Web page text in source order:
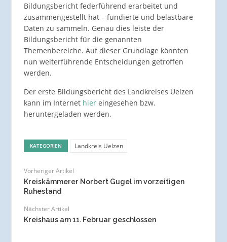
Bildungsbericht federführend erarbeitet und
zusammengestellt hat – fundierte und belastbare
Daten zu sammeln. Genau dies leiste der
Bildungsbericht für die genannten
Themenbereiche. Auf dieser Grundlage könnten
nun weiterführende Entscheidungen getroffen
werden.
Der erste Bildungsbericht des Landkreises Uelzen
kann im Internet hiereingesehen bzw.
heruntergeladen werden.
KATEGORIEN Landkreis Uelzen
Vorheriger Artikel
Kreiskämmerer Norbert Gugel im vorzeitigen
Ruhestand
Nächster Artikel
Kreishaus am 11. Februar geschlossen